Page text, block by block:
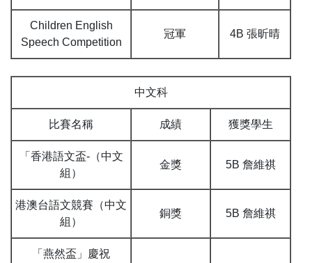
Children English
Speech Competition
冠軍 4B 張昕晴
中文科
比賽名稱 成績 獲獎學生
「香港語文盃-（中文
組）
金獎 5B 詹維祺
港澳台語文競賽（中文
組）
銅獎 5B 詹維祺
「燕然盃」慶祝